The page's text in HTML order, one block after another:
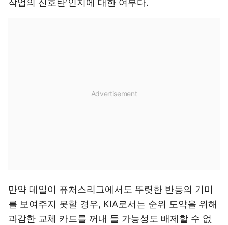
작업의 신호탄'인지에 대한 여부다.
만약 데일이 퓨처스리그에서도 뚜렷한 반등의 기미
를 보여주지 못할 경우, KIA로서는 순위 도약을 위해
과감한 교체 카드를 꺼내 들 가능성도 배제할 수 없